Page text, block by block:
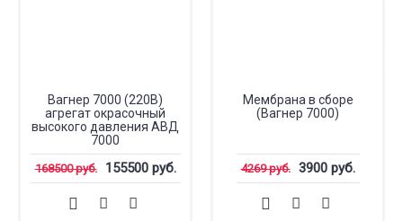
Вагнер 7000 (220В)
агрегат окрасочный
высокого давления АВД
7000
168500 руб. 155500 руб.
Мембрана в сборе
(Вагнер 7000)
4269 руб. 3900 руб.